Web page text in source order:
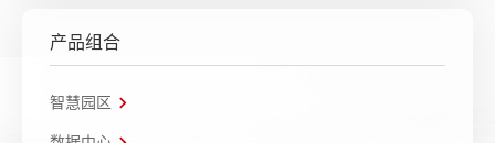
产品组合
智慧园区